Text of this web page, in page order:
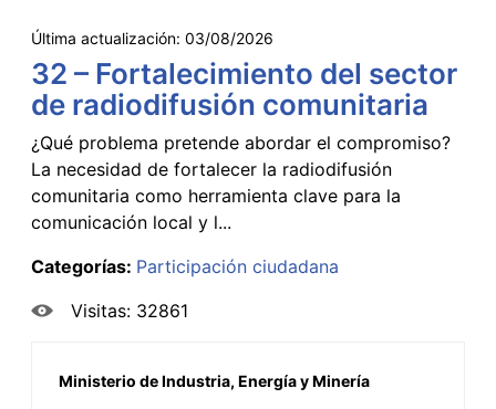
Última actualización: 03/08/2026
32 – Fortalecimiento del sector
de radiodifusión comunitaria
¿Qué problema pretende abordar el compromiso?
La necesidad de fortalecer la radiodifusión
comunitaria como herramienta clave para la
comunicación local y l...
Categorías: Participación ciudadana
Visitas: 32861
Ministerio de Industria, Energía y Minería